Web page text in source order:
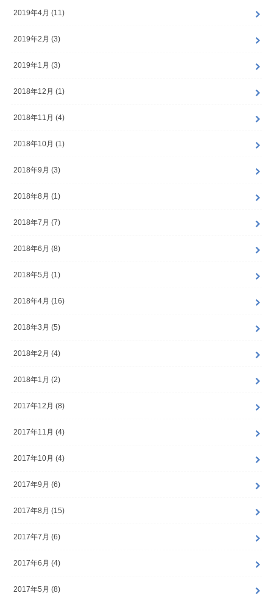
2019年4月 (11)
2019年2月 (3)
2019年1月 (3)
2018年12月 (1)
2018年11月 (4)
2018年10月 (1)
2018年9月 (3)
2018年8月 (1)
2018年7月 (7)
2018年6月 (8)
2018年5月 (1)
2018年4月 (16)
2018年3月 (5)
2018年2月 (4)
2018年1月 (2)
2017年12月 (8)
2017年11月 (4)
2017年10月 (4)
2017年9月 (6)
2017年8月 (15)
2017年7月 (6)
2017年6月 (4)
2017年5月 (8)